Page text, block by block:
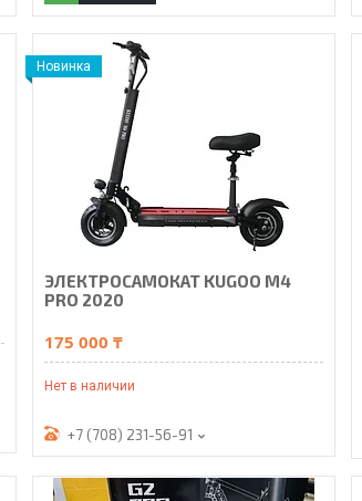
Новинка
ЭЛЕКТРОСАМОКАТ KUGOO M4
PRO 2020
175 000 ₸
Нет в наличии
+7 (708) 231-56-91